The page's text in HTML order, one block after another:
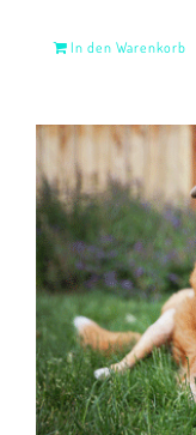
In den Warenkorb